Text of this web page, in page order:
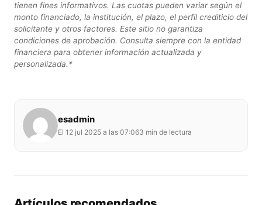
tienen fines informativos. Las cuotas pueden variar según el
monto financiado, la institución, el plazo, el perfil crediticio del
solicitante y otros factores. Este sitio no garantiza
condiciones de aprobación. Consulta siempre con la entidad
financiera para obtener información actualizada y
personalizada.*
esadmin
El 12 jul 2025 a las 07:063 min de lectura